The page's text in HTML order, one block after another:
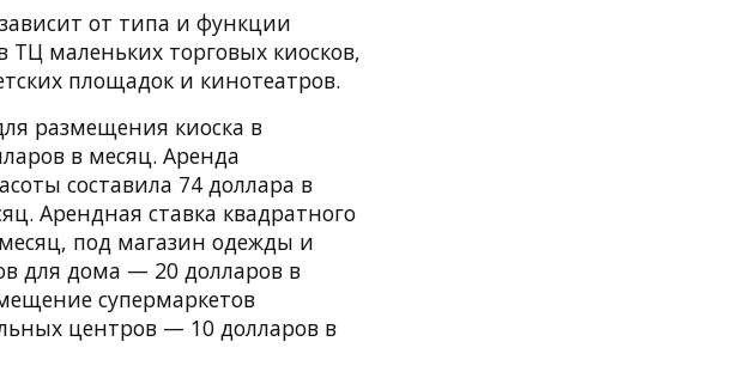
от типа и функции
ТЦ маленьких торговых киосков,
площадок и кинотеатров.
размещения киоска в
в месяц. Аренда
составила 74 доллара в
Арендная ставка квадратного
под магазин одежды и
для дома — 20 долларов в
супермаркетов
центров — 10 долларов в